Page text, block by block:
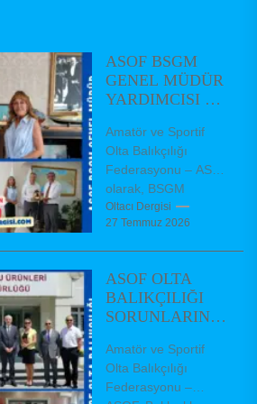
ASOF BSGM
GENEL MÜDÜR
YARDIMCISI VE
BAŞKANLARINI
ZİYARET ETTİ
Amatör ve Sportif
Olta Balıkçılığı
Federasyonu – ASOF
olarak, BSGM
Balıkçılık ve Su
Ürünleri Genel Müdür
Oltacı Dergisi
27 Temmuz 2026
ASOF OLTA
BALIKÇILIĞI
SORUNLARININ
GENEL
MÜDÜRLÜĞÜ
ZİYARET ETTİ.
Amatör ve Sportif
Olta Balıkçılığı
Federasyonu –